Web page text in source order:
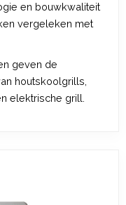
en bouwkwaliteit
vergeleken met
geven de
houtskoolgrills,
elektrische grill.